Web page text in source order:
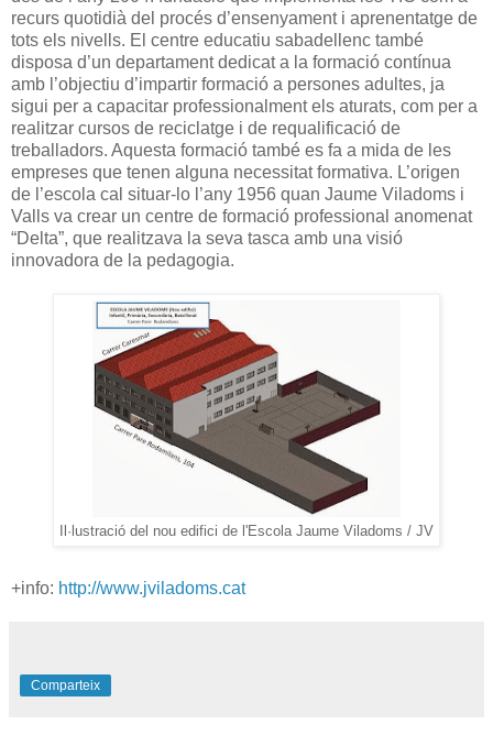
recurs quotidià del procés d’ensenyament i aprenentatge de
tots els nivells. El centre educatiu sabadellenc també
disposa d’un departament dedicat a la formació contínua
amb l’objectiu d’impartir formació a persones adultes, ja
sigui per a capacitar professionalment els aturats, com per a
realitzar cursos de reciclatge i de requalificació de
treballadors. Aquesta formació també es fa a mida de les
empreses que tenen alguna necessitat formativa. L’origen
de l’escola cal situar-lo l’any 1956 quan Jaume Viladoms i
Valls va crear un centre de formació professional anomenat
“Delta”, que realitzava la seva tasca amb una visió
innovadora de la pedagogia.
Il·lustració del nou edifici de l'Escola Jaume Viladoms / JV
+info: http://www.jviladoms.cat
Comparteix